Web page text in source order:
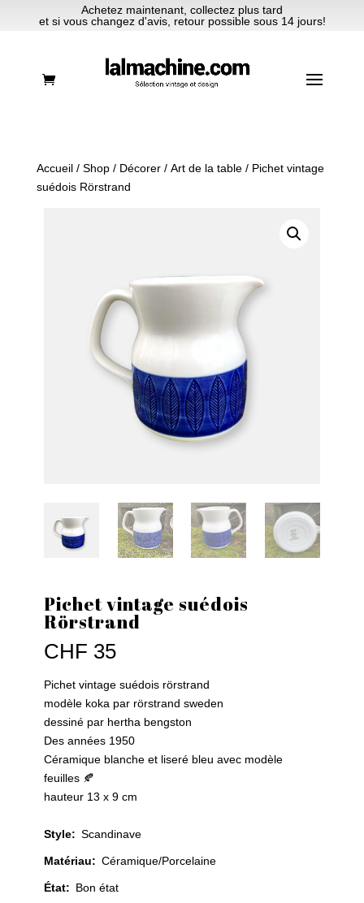
Achetez maintenant, collectez plus tard
et si vous changez d'avis, retour possible sous 14 jours!
Accueil/ Shop/ Décorer/ Art de la table/ Pichet vintage
suédois Rörstrand
Pichet vintage suédois
Rörstrand
CHF 35
Pichet vintage suédois rörstrand
modèle koka par rörstrand sweden
dessiné par hertha bengston
Des années 1950
Céramique blanche et liseré bleu avec modèle
feuilles 🍂
hauteur 13 x 9 cm
Style: Scandinave
Matériau: Céramique/Porcelaine
État: Bon état